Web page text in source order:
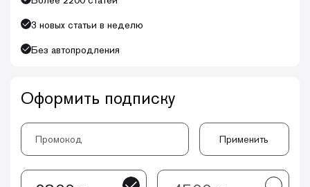
3 новых статьи в неделю
Без автопродления
Оформить подписку
Применить